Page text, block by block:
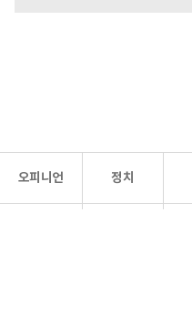
오피니언 정치